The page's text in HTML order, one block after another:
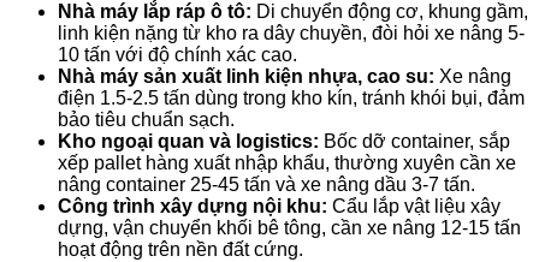
Nhà máy lắp ráp ô tô: Di chuyển động cơ, khung gầm,
linh kiện nặng từ kho ra dây chuyền, đòi hỏi xe nâng 5-
10 tấn với độ chính xác cao.
Nhà máy sản xuất linh kiện nhựa, cao su: Xe nâng
điện 1.5-2.5 tấn dùng trong kho kín, tránh khói bụi, đảm
bảo tiêu chuẩn sạch.
Kho ngoại quan và logistics: Bốc dỡ container, sắp
xếp pallet hàng xuất nhập khẩu, thường xuyên cần xe
nâng container 25-45 tấn và xe nâng dầu 3-7 tấn.
Công trình xây dựng nội khu: Cẩu lắp vật liệu xây
dựng, vận chuyển khối bê tông, cần xe nâng 12-15 tấn
hoạt động trên nền đất cứng.